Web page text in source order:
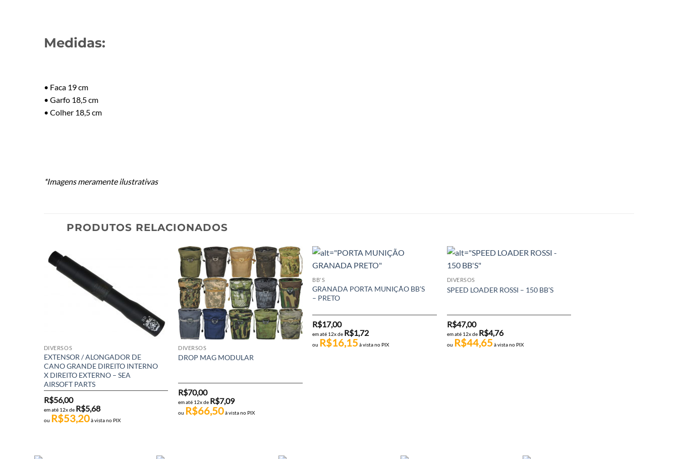
Medidas:
• Faca 19 cm
• Garfo 18,5 cm
• Colher 18,5 cm
*Imagens meramente ilustrativas
PRODUTOS RELACIONADOS
DIVERSOS
EXTENSOR / ALONGADOR DE
CANO GRANDE DIREITO INTERNO
X DIREITO EXTERNO – SEA
AIRSOFT PARTS
R$56,00
em até 12x de R$5,68
ou R$53,20à vista no PIX
DIVERSOS
DROP MAG MODULAR
R$70,00
em até 12x de R$7,09
ou R$66,50à vista no PIX
BB'S
GRANADA PORTA MUNIÇÃO BB’S
– PRETO
R$17,00
em até 12x de R$1,72
ou R$16,15 à vista no PIX
DIVERSOS
SPEED LOADER ROSSI – 150 BB’S
R$47,00
em até 12x de R$4,76
ou R$44,65 à vista no PIX